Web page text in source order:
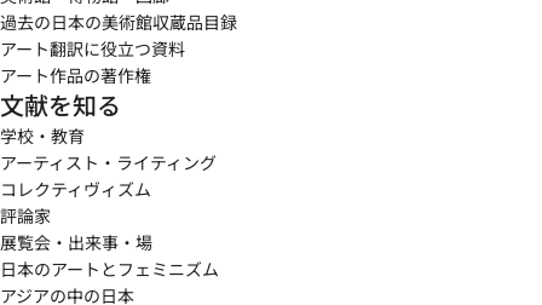
過去の日本の美術館収蔵品目録
アート翻訳に役立つ資料
アート作品の著作権
文献を知る
学校・教育
アーティスト・ライティング
コレクティヴィズム
評論家
展覧会・出来事・場
日本のアートとフェミニズム
アジアの中の日本